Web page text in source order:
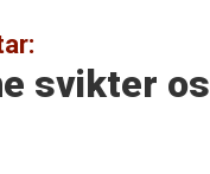
svikter